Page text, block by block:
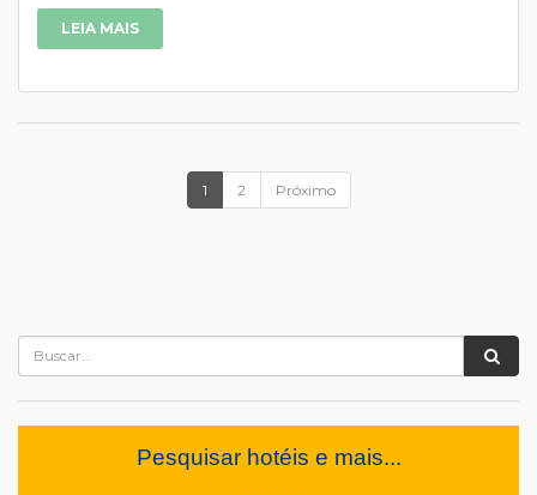
LEIA MAIS
1 2 Próximo
Pesquisar hotéis e mais...